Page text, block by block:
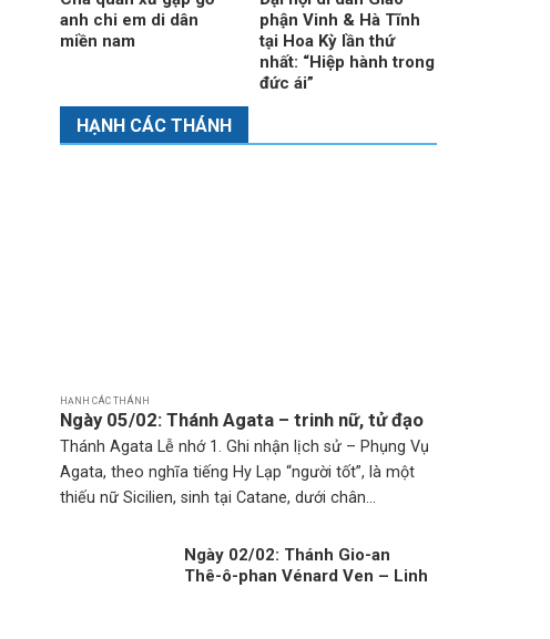
anh chi em di dân
miền nam
phận Vinh & Hà Tĩnh
tại Hoa Kỳ lần thứ
nhất: “Hiệp hành trong
đức ái”
HẠNH CÁC THÁNH
HẠNH CÁC THÁNH
Ngày 05/02: Thánh Agata – trinh nữ, tử đạo
Thánh Agata Lễ nhớ 1. Ghi nhận lịch sử – Phụng Vụ
Agata, theo nghĩa tiếng Hy Lạp “người tốt”, là một
thiếu nữ Sicilien, sinh tại Catane, dưới chân...
Ngày 02/02: Thánh Gio-an
Thê-ô-phan Vénard Ven – Linh